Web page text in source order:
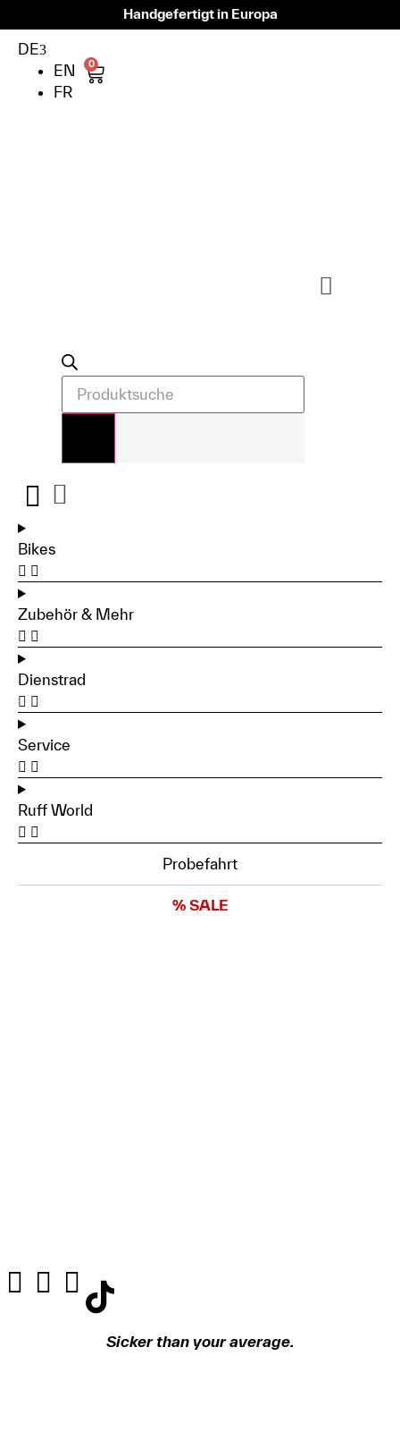
Handgefertigt in Europa
DE
EN
FR
0
Bikes
Zubehör & Mehr
Dienstrad
Service
Ruff World
Probefahrt
% SALE
Sicker than your average.